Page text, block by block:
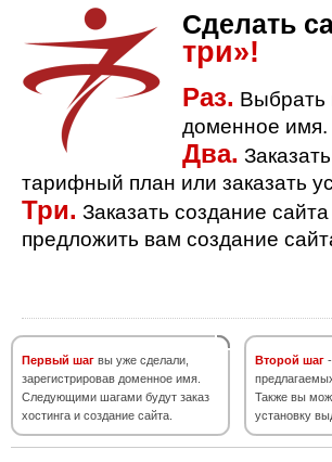
Сделать
три»!
Раз. Выбрать
доменное имя.
Два.
тарифный план или заказать
Три. Заказать создание
предложить вам создание
Первый шаг вы уже сделали,
зарегистрировав доменное имя.
Следующими шагами будут заказ
хостинга и создание сайта.
Второй шаг
Также вы
установку